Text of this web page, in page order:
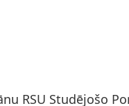
RSU Studējošo